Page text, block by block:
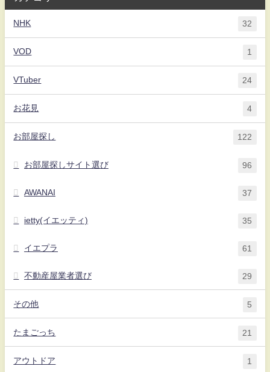
NHK 32
VOD 1
VTuber 24
お花見 4
お部屋探し 122
お部屋探しサイト選び 96
AWANAI 37
ietty(イエッティ) 35
イエプラ 61
不動産屋業者選び 29
その他 5
たまごっち 21
アウトドア 1